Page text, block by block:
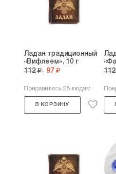
Ладан традиционный
«Вифлеем», 10 г
112 ₽ 97 ₽
Понравилось 28 людям
В КОРЗИНУ